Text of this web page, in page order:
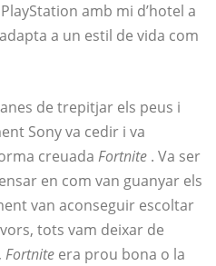
amb mi d’hotel a
a un estil de vida com
de trepitjar els peus i
Sony va cedir i va
creuada Fortnite . Va ser
en com van guanyar els
van aconseguir escoltar
tots vam deixar de
Fortnite era prou bona o la